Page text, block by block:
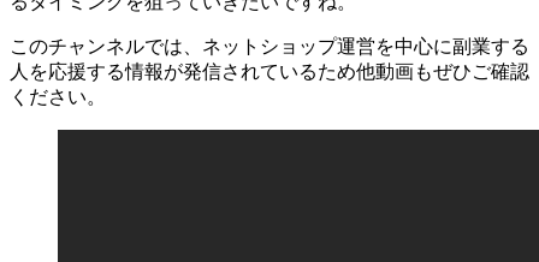
このチャンネルでは、ネットショップ運営を中心に副業する
人を応援する情報が発信されているため他動画もぜひご確認
ください。